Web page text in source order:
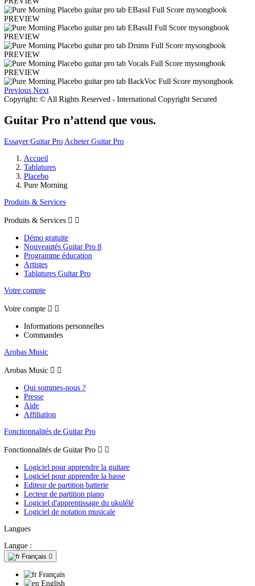
PREVIEW
PREVIEW
PREVIEW
PREVIEW
Previous Next
Copyright: © All Rights Reserved - International Copyright Secured
Guitar Pro n’attend que vous.
Essayer Guitar Pro Acheter Guitar Pro
Accueil
Tablatures
Placebo
Pure Morning
Produits & Services
Produits & Services  
Démo gratuite
Nouveautés Guitar Pro 8
Programme éducation
Artistes
Tablatures Guitar Pro
Votre compte
Votre compte  
Informations personnelles
Commandes
Arobas Music
Arobas Music  
Qui sommes-nous ?
Presse
Aide
Affiliation
Fonctionnalités de Guitar Pro
Fonctionnalités de Guitar Pro  
Logiciel pour apprendre la guitare
Logiciel pour apprendre la basse
Editeur de partition batterie
Lecteur de partition piano
Logiciel d'apprentissage du ukulélé
Logiciel de notation musicale
Langues
Langue :
Français 
Français
English